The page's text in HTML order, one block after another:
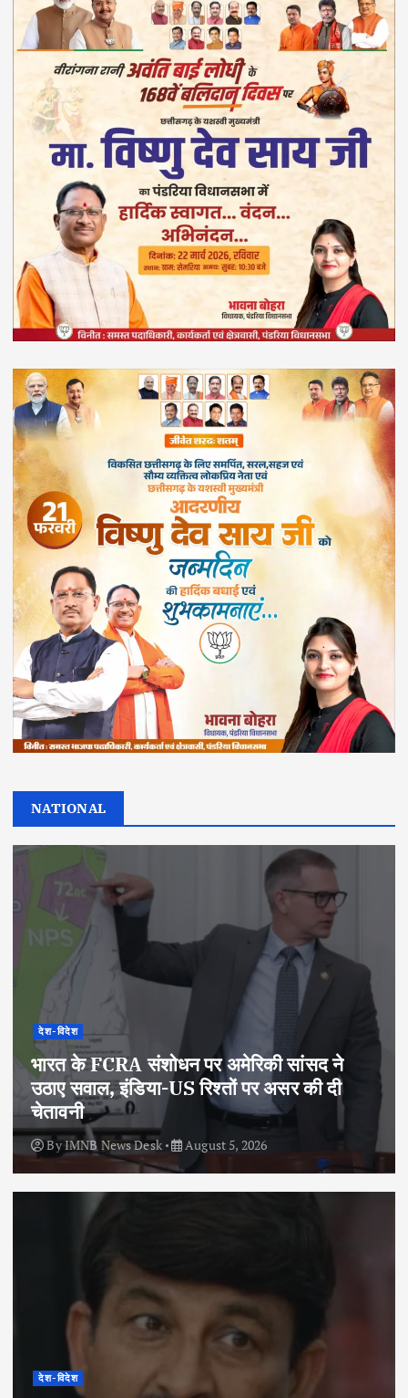
NATIONAL
देश-विदेश
भारत के FCRA संशोधन पर अमेरिकी सांसद ने
उठाए सवाल, इंडिया-US रिश्तों पर असर की दी
चेतावनी
ByIMNB News Desk August 5, 2026
देश-विदेश